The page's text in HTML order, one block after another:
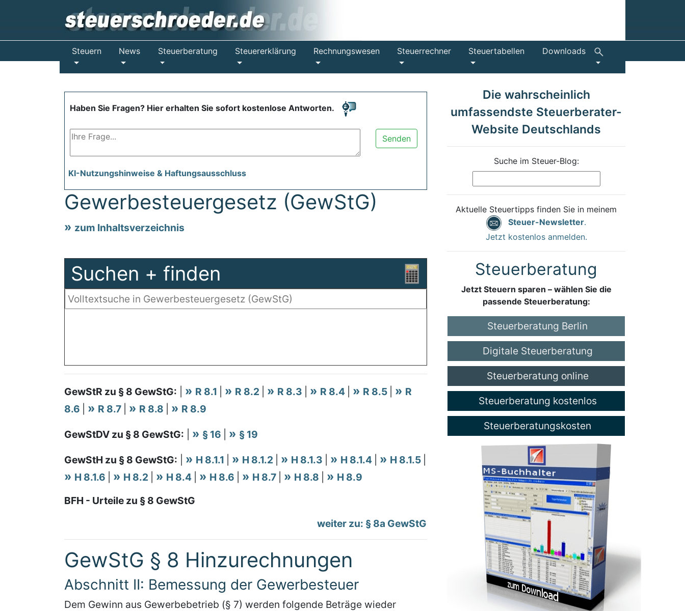
Steuern News Steuerberatung Steuererklärung Rechnungswesen Steuerrechner Steuertabellen Downloads
Haben Sie Fragen? Hier erhalten Sie sofort kostenlose Antworten.
Senden
KI-Nutzungshinweise & Haftungsausschluss
Gewerbesteuergesetz (GewStG)
zum Inhaltsverzeichnis
Suchen + finden
GewStR zu § 8 GewStG: R 8.1 R 8.2 R 8.3 R 8.4 R 8.5
R
8.6
R 8.7 R 8.8 R 8.9
GewStDV zu § 8 GewStG: § 16 § 19
GewStH zu § 8 GewStG: H 8.1.1 H 8.1.2 H 8.1.3 H 8.1.4 H 8.1.5
H 8.1.6
H 8.2 H 8.4 H 8.6 H 8.7 H 8.8
H 8.9
BFH - Urteile zu § 8 GewStG
weiter zu: § 8a GewStG
GewStG § 8 Hinzurechnungen
Abschnitt II: Bemessung der Gewerbesteuer
Dem Gewinn aus Gewerbebetrieb (§ 7) werden folgende Beträge wieder
Die wahrscheinlich
umfassendste Steuerberater-
Website Deutschlands
Suche im Steuer-Blog:
Aktuelle Steuertipps finden Sie in meinem
Steuer-Newsletter.
Jetzt kostenlos anmelden.
Steuerberatung
Jetzt Steuern sparen – wählen Sie die
passende Steuerberatung:
Steuerberatung Berlin
Digitale Steuerberatung
Steuerberatung online
Steuerberatung kostenlos
Steuerberatungskosten